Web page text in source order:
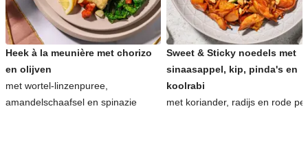
Heek à la meunière met chorizo
en olijven
met wortel-linzenpuree,
amandelschaafsel en spinazie
Sweet & Sticky noedels met
sinaasappel, kip, pinda's en
koolrabi
met koriander, radijs en rode